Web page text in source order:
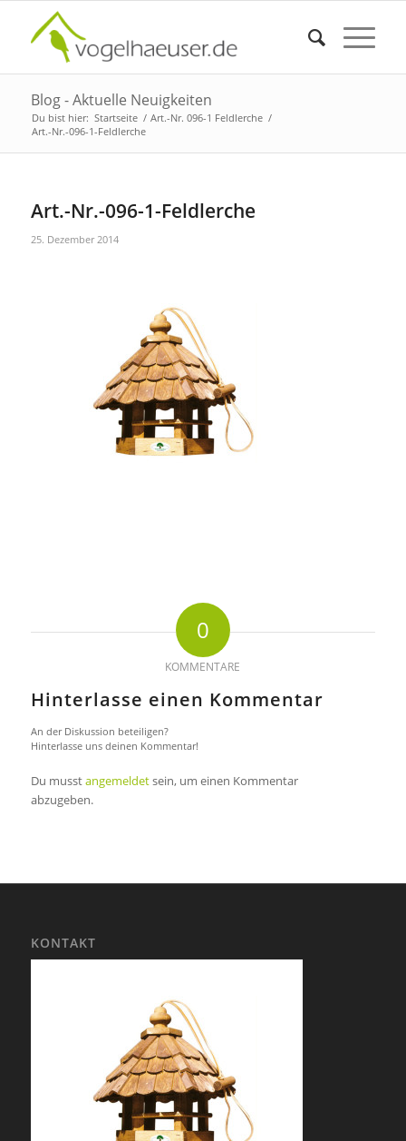
Blog - Aktuelle Neuigkeiten
Du bist hier: Startseite / Art.-Nr. 096-1 Feldlerche /
Art.-Nr.-096-1-Feldlerche
Art.-Nr.-096-1-Feldlerche
25. Dezember 2014
0
KOMMENTARE
Hinterlasse einen Kommentar
An der Diskussion beteiligen?
Hinterlasse uns deinen Kommentar!
Du musstangemeldetsein, um einen Kommentar
abzugeben.
KONTAKT